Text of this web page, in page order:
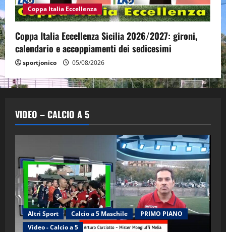
Coppa Italia Eccellenza
Coppa Italia Eccellenza Sicilia 2026/2027: gironi,
calendario e accoppiamenti dei sedicesimi
sportjonico 05/08/2026
VIDEO – CALCIO A 5
Altri Sport Calcio a 5 Maschile
PRIMO PIANO
Video - Calcio a 5